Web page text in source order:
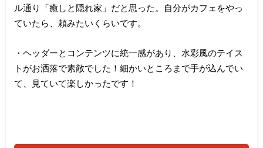
ル通り「癒しと隠れ家」だと思った。自分がカフェをやっ
ていたら、頼みたいくらいです。
・ヘッダーとコンテンツに統一感があり、水彩風のテイス
トがお洒落で素敵でした！細かいところまで手が込んでい
て、見ていて楽しかったです！